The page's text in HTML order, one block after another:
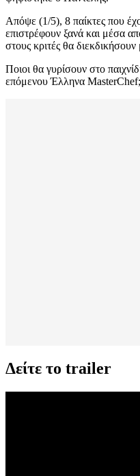
Απόψε (1/5), 8 παίκτες που
επιστρέφουν ξανά και μέσα
στους κριτές θα διεκδικήσουν
Ποιοι θα γυρίσουν στο
επόμενου Έλληνα MasterChef;
Δείτε το trailer